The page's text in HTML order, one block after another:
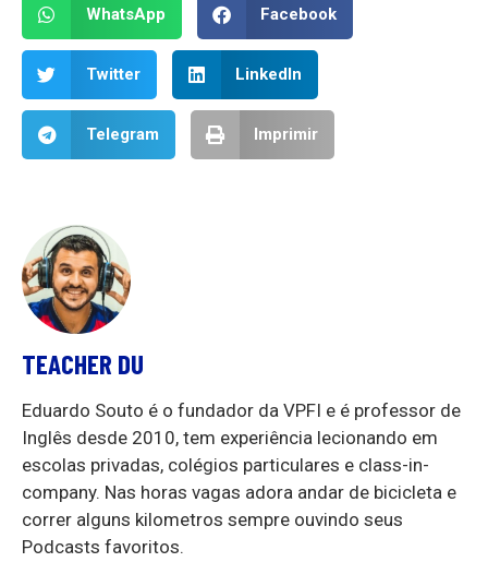
WhatsApp Facebook
Twitter LinkedIn
Telegram Imprimir
TEACHER DU
Eduardo Souto é o fundador da VPFI e é professor de
Inglês desde 2010, tem experiência lecionando em
escolas privadas, colégios particulares e class-in-
company. Nas horas vagas adora andar de bicicleta e
correr alguns kilometros sempre ouvindo seus
Podcasts favoritos.